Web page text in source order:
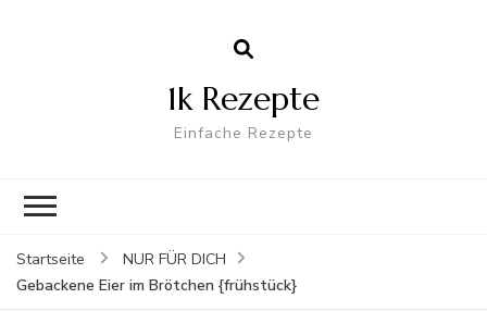
1k Rezepte
Einfache Rezepte
Startseite
NUR FÜR DICH
Gebackene Eier im Brötchen {frühstück}